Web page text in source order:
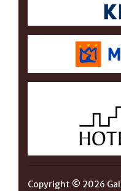
Copyright © 2026